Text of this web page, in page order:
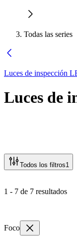
Todas las series
Luces de inspección
Luces de
Todos los filtros1
1 - 7 de 7 resultados
Foco